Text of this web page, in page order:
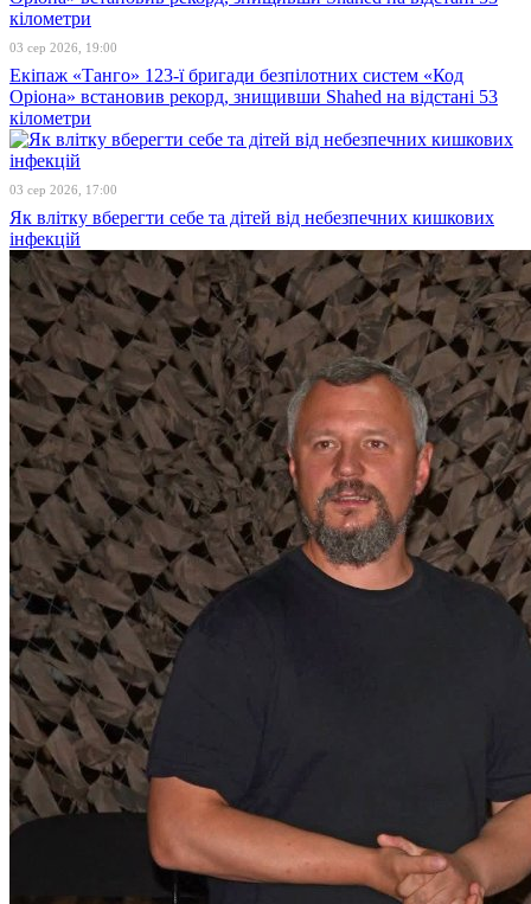
03 сер 2026, 19:00
Екіпаж «Танго» 123-ї бригади безпілотних систем «Код
Оріона» встановив рекорд, знищивши Shahed на відстані 53
кілометри
03 сер 2026, 17:00
Як влітку вберегти себе та дітей від небезпечних кишкових
інфекцій